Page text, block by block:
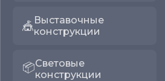
🎪Выставочные
конструкции
📦Световые
конструкции